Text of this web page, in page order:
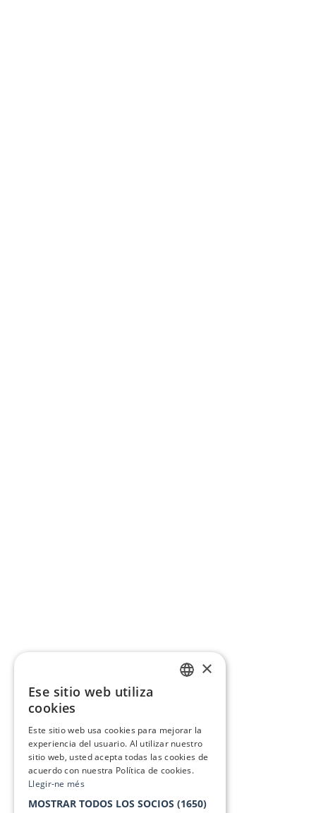
×
Ese sitio web utiliza
cookies
Este sitio web usa cookies para mejorar la
experiencia del usuario. Al utilizar nuestro
sitio web, usted acepta todas las cookies de
acuerdo con nuestra Política de cookies.
Llegir-ne més
MOSTRAR TODOS LOS SOCIOS (1650)